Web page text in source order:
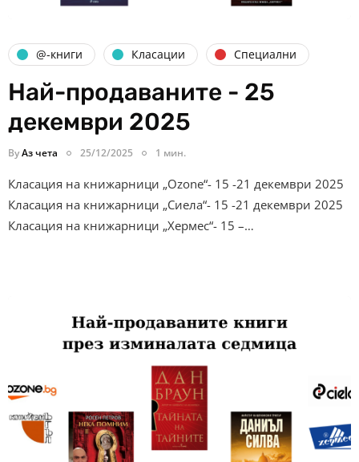
@-книги Класации Специални
Най-продаваните - 25
декември 2025
ByАз чета 25/12/2025 1 мин.
Класация на книжарници „Ozone“- 15 -21 декември 2025
Класация на книжарници „Сиела“- 15 -21 декември 2025
Класация на книжарници „Хермес“- 15 –…